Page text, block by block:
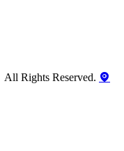
Rights Reserved.